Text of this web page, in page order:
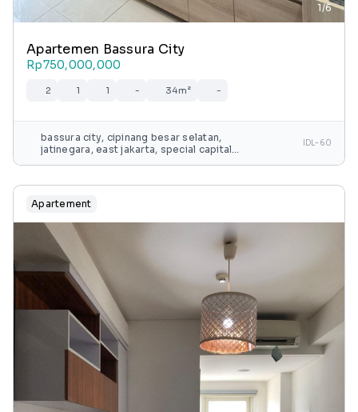
1/6
Apartemen Bassura City
Rp750,000,000
2 1 1 - 34m² -
bassura city, cipinang besar selatan,
jatinegara, east jakarta, special capital
IDL-60
Apartement